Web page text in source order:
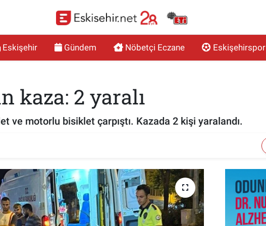
Eskişehir Gündem Nöbetçi Eczane Eskişehirspor
kaza: 2 yaralı
ve motorlu bisiklet çarpıştı. Kazada 2 kişi yaralandı.